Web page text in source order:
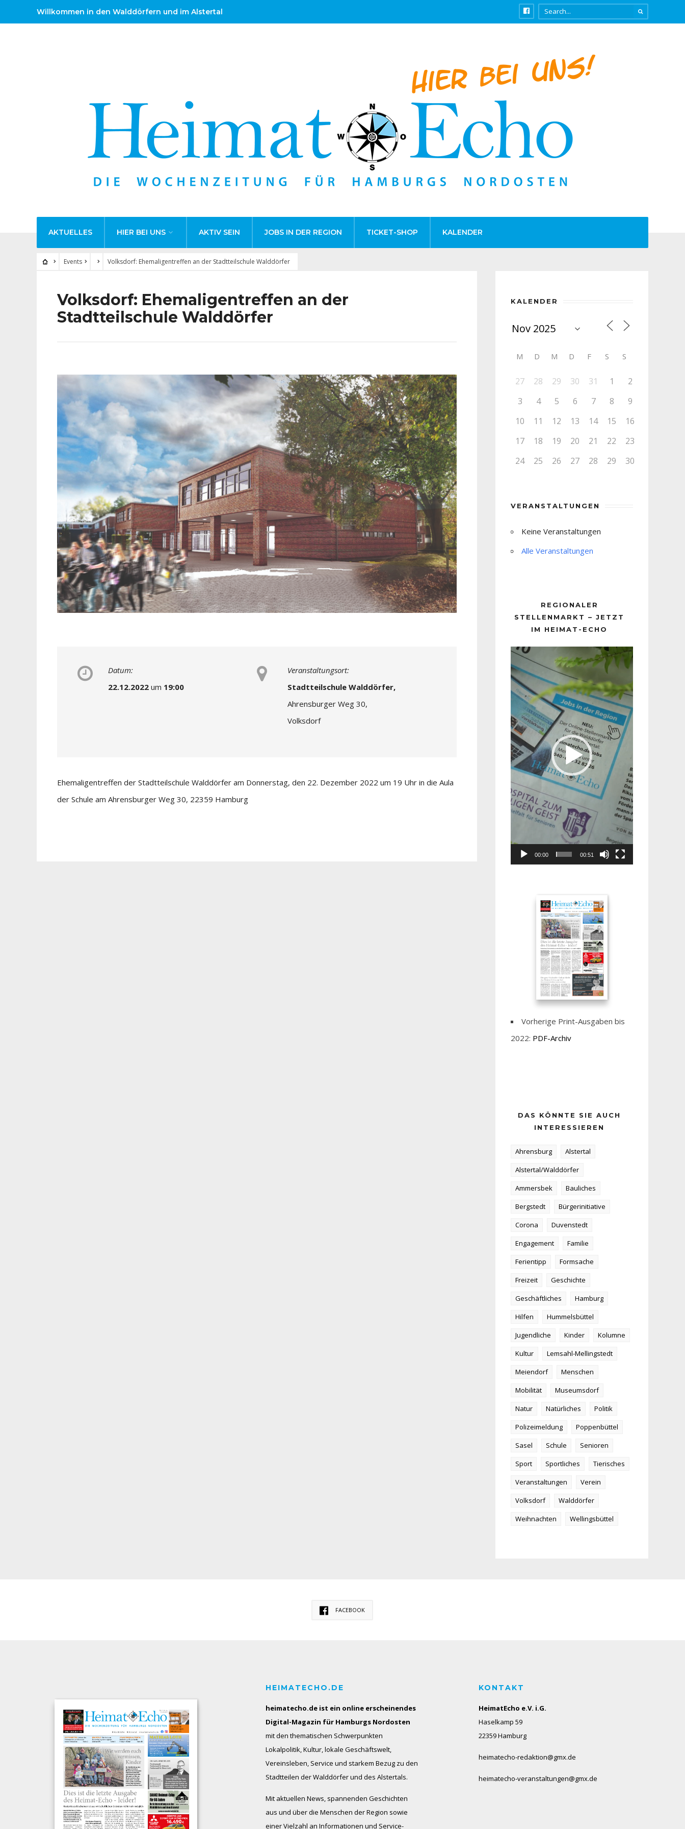
Willkommen in den Walddörfern und im Alstertal
AKTUELLES HIER BEI UNS AKTIV SEIN JOBS IN DER REGION TICKET-SHOP KALENDER
Events Volksdorf: Ehemaligentreffen an der Stadtteilschule Walddörfer
Volksdorf: Ehemaligentreffen an der
Stadtteilschule Walddörfer
Datum:
22.12.2022 um 19:00
Veranstaltungsort:
Stadtteilschule Walddörfer,
Ahrensburger Weg 30,
Volksdorf
Ehemaligentreffen der Stadtteilschule Walddörfer am Donnerstag, den 22. Dezember 2022 um 19 Uhr in die Aula
der Schule am Ahrensburger Weg 30, 22359 Hamburg
KALENDER
M D M D F S S
27 28 29 30 31 1
2
3
4 5 6 7 8
9
10
11 12 13 14 15
16
17
18 19 20 21 22
23
24
25 26 27 28 29 30
VERANSTALTUNGEN
Keine Veranstaltungen
Alle Veranstaltungen
REGIONALER
STELLENMARKT – JETZT
IM HEIMAT-ECHO
Player
00:00 00:51
Vorherige Print-Ausgaben bis
2022: PDF-Archiv
DAS KÖNNTE SIE AUCH
INTERESSIEREN
Ahrensburg
Alstertal
Alstertal/Walddörfer
Ammersbek
Bauliches
Bergstedt
Bürgerinitiative
Corona
Duvenstedt
Engagement
Familie
Ferientipp
Formsache
Freizeit
Geschichte
Geschäftliches
Hamburg
Hilfen
Hummelsbüttel
Jugendliche
Kinder
Kolumne
Kultur
Lemsahl-Mellingstedt
Meiendorf
Menschen
Mobilität
Museumsdorf
Natur
Natürliches
Politik
Polizeimeldung
Poppenbüttel
Sasel
Schule
Senioren
Sport
Sportliches
Tierisches
Veranstaltungen
Verein
Volksdorf
Walddörfer
Weihnachten
Wellingsbüttel
FACEBOOK
HEIMATECHO.DE
heimatecho.de ist ein online erscheinendes
Digital-Magazin für Hamburgs Nordosten
mit den thematischen Schwerpunkten
Lokalpolitik, Kultur, lokale Geschäftswelt,
Vereinsleben, Service und starkem Bezug zu den
Stadtteilen der Walddörfer und des Alstertals.
Mit aktuellen News, spannenden Geschichten
aus und über die Menschen der Region sowie
einer Vielzahl an Informationen und Service-
KONTAKT
HeimatEcho e.V. i.G.
Haselkamp 59
22359 Hamburg
heimatecho-redaktion@gmx.de
heimatecho-veranstaltungen@gmx.de